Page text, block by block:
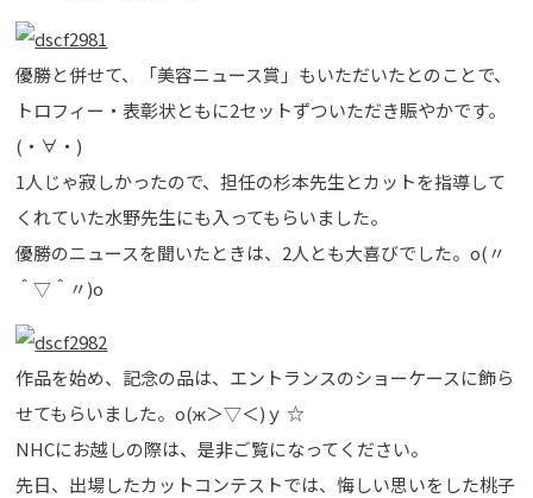
優勝と併せて、「美容ニュース賞」もいただいたとのことで、
トロフィー・表彰状ともに2セットずついただき賑やかです。
(・∀・)
1人じゃ寂しかったので、担任の杉本先生とカットを指導して
くれていた水野先生にも入ってもらいました。
優勝のニュースを聞いたときは、2人とも大喜びでした。o(〃
＾▽＾〃)o
作品を始め、記念の品は、エントランスのショーケースに飾ら
せてもらいました。о(ж＞▽＜)ｙ ☆
NHCにお越しの際は、是非ご覧になってください。
先日、出場したカットコンテストでは、悔しい思いをした桃子